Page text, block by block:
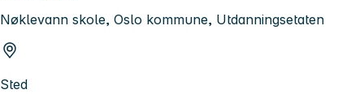
Nøklevann skole, Oslo kommune, Utdanningsetaten
Sted